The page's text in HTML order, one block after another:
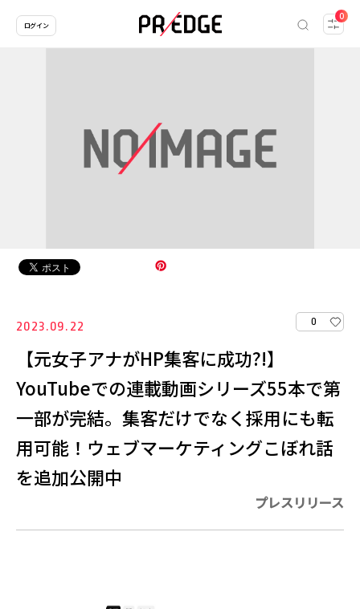
0
ログイン
2023.09.22 0
【元女子アナがHP集客に成功?!】
YouTubeでの連載動画シリーズ55本で第
一部が完結。集客だけでなく採用にも転
用可能！ウェブマーケティングこぼれ話
を追加公開中
プレスリリース